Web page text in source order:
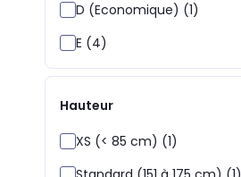
D (Economique) (1)
E (4)
Hauteur
XS (< 85 cm) (1)